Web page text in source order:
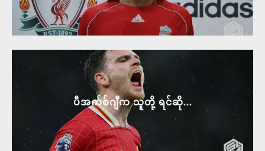
ပီအက်စ်ဂျီက သူတို့ ရင်ဆို...